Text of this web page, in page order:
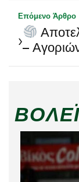
Επόμενο Άρθρο
›–